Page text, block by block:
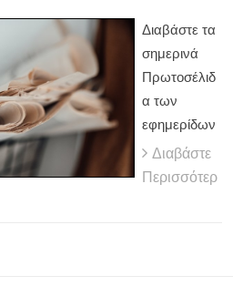
Διαβάστε τα
σημερινά
Πρωτοσέλιδ
α των
εφημερίδων
Διαβάστε
Περισσότερ